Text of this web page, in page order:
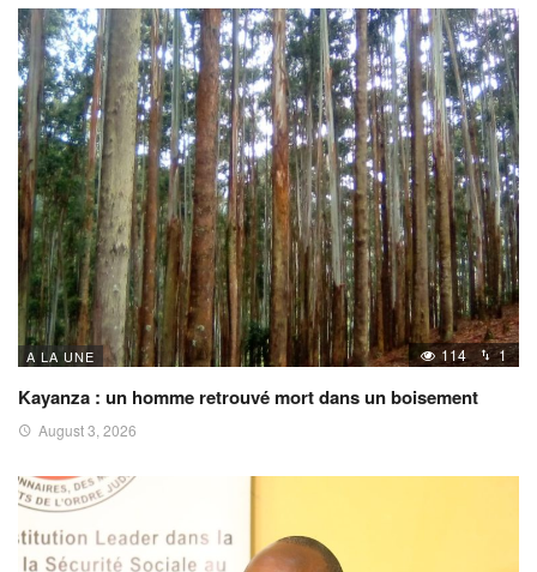
A LA UNE 114 1
Kayanza : un homme retrouvé mort dans un boisement
August 3, 2026